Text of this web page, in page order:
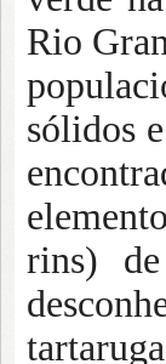
Rio
sólidos
rins) de